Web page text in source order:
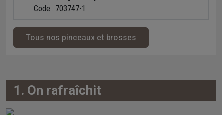
Code : 703747-1
Tous nos pinceaux et brosses
1. On rafraîchit